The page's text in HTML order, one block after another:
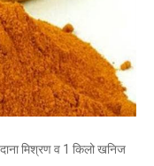
मिश्रण व 1 किलो खनिज